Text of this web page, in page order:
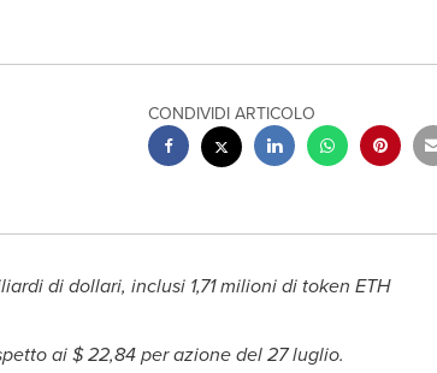
CONDIVIDI ARTICOLO
di dollari, inclusi 1,71 milioni di token ETH
ai$ 22,84per azione del 27 luglio.